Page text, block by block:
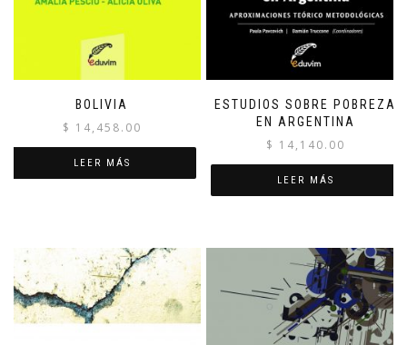
BOLIVIA
$ 14,458.00
LEER MÁS
ESTUDIOS SOBRE POBREZA
EN ARGENTINA
$ 14,140.00
LEER MÁS